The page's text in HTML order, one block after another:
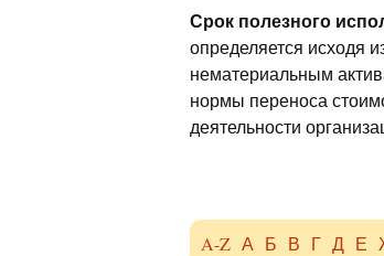
Срок полезного
определяется исходя
нематериальным
нормы переноса
деятельности
A-Z А Б В Г Д Е